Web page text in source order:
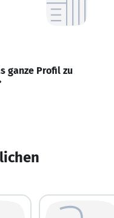
ganze Profil zu